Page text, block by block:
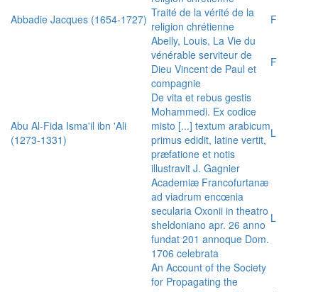
Abbadie Jacques (1654-1727) Traité de la vérité de la
religion chrétienne
F
Abelly, Louis, La Vie du
vénérable serviteur de
Dieu Vincent de Paul et
compagnie
F
Abu Al-Fida Isma'il ibn 'Ali
(1273-1331)
De vita et rebus gestis
Mohammedi. Ex codice
misto [...] textum arabicum
primus edidit, latine vertit,
præfatione et notis
illustravit J. Gagnier
L
Academiæ Francofurtanæ
ad viadrum encœnia
secularia Oxonii in theatro
sheldoniano apr. 26 anno
fundat 201 annoque Dom.
1706 celebrata
L
An Account of the Society
for Propagating the